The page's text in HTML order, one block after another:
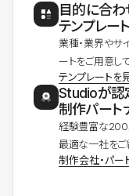
目的に合わ
テンプレート
業種・業界やサ
ートをご用意し
テンプレートを
Studioが認
制作パート
経験豊富な200
最適な一社をご
制作会社・パー